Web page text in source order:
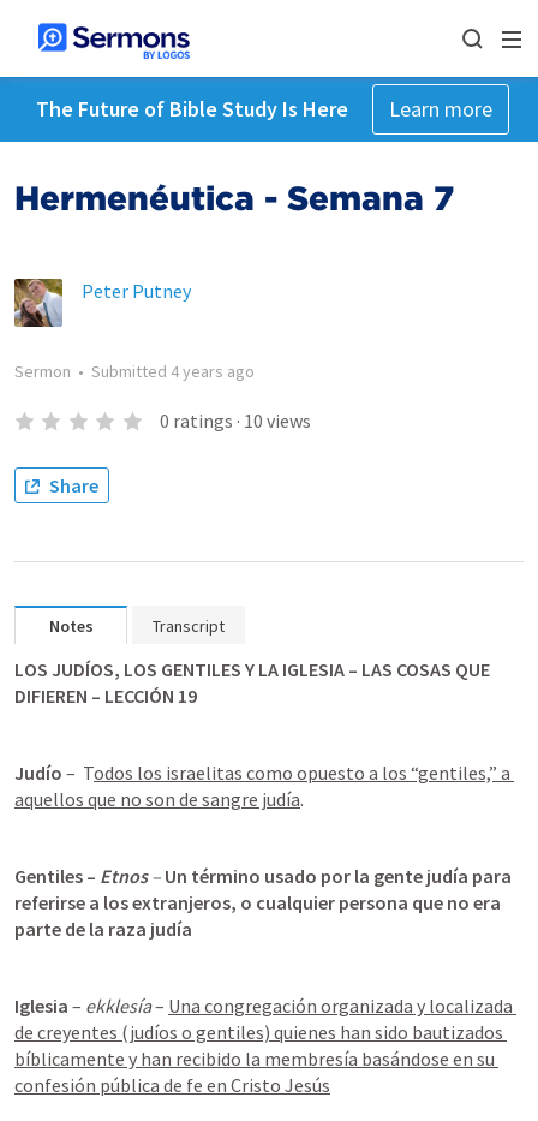
The Future of Bible Study Is Here Learn more
Hermenéutica - Semana 7
Peter Putney
Sermon • Submitted 4 years ago
0 ratings · 10 views
Share
Notes Transcript
LOS JUDÍOS, LOS GENTILES Y LA IGLESIA – LAS COSAS QUE
DIFIEREN – LECCIÓN 19
Judío –  Todos los israelitas como opuesto a los “gentiles,” a
aquellos que no son de sangre judía.
Gentiles – Etnos – Un término usado por la gente judía para
referirse a los extranjeros, o cualquier persona que no era
parte de la raza judía
Iglesia – ekklesía – Una congregación organizada y localizada
de creyentes (judíos o gentiles) quienes han sido bautizados
bíblicamente y han recibido la membresía basándose en su
confesión pública de fe en Cristo Jesús